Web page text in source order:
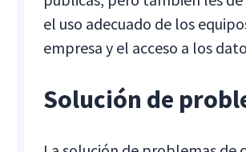
el uso adecuado de los
empresa y el acceso a los
Solución de